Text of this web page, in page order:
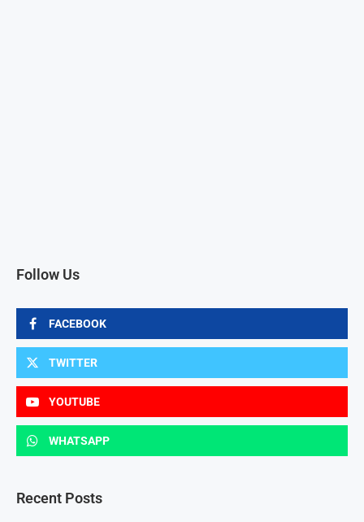
Follow Us
FACEBOOK
TWITTER
YOUTUBE
WHATSAPP
Recent Posts